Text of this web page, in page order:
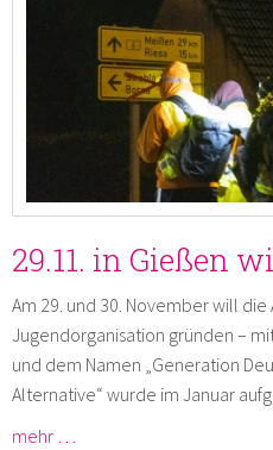
29.11. in Gießen
Am 29. und 30. November will die
Jugendorganisation gründen –
und dem Namen „Generation
Alternative“ wurde im Januar
mehr …